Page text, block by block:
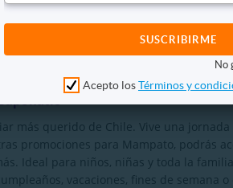
más querido de Chile. Vive una
promociones para Mampato, podrás
Ideal para niños, niñas y toda la
vacaciones, fines de semana
No
Acepto losTérminos y